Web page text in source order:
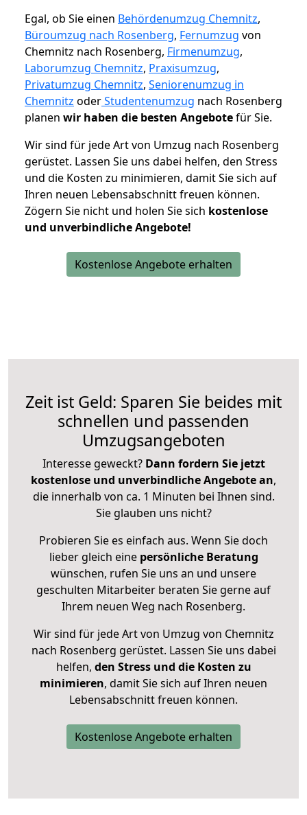
Egal, ob Sie einen Behördenumzug Chemnitz,
Büroumzug nach Rosenberg, Fernumzug von
Chemnitz nach Rosenberg, Firmenumzug,
Laborumzug Chemnitz, Praxisumzug,
Privatumzug Chemnitz, Seniorenumzug in
Chemnitz oderStudentenumzug nach Rosenberg
planen wir haben die besten Angebotefür Sie.
Wir sind für jede Art von Umzug nach Rosenberg
gerüstet. Lassen Sie uns dabei helfen, den Stress
und die Kosten zu minimieren, damit Sie sich auf
Ihren neuen Lebensabschnitt freuen können.
Zögern Sie nicht und holen Sie sich kostenlose
und unverbindliche Angebote!
Kostenlose Angebote erhalten
Zeit ist Geld: Sparen Sie beides mit
schnellen und passenden
Umzugsangeboten
Interesse geweckt? Dann fordern Sie jetzt
kostenlose und unverbindliche Angebote an,
die innerhalb von ca. 1 Minuten bei Ihnen sind.
Sie glauben uns nicht?
Probieren Sie es einfach aus. Wenn Sie doch
lieber gleich eine persönliche Beratung
wünschen, rufen Sie uns an und unsere
geschulten Mitarbeiter beraten Sie gerne auf
Ihrem neuen Weg nach Rosenberg.
Wir sind für jede Art von Umzug von Chemnitz
nach Rosenberg gerüstet. Lassen Sie uns dabei
helfen, den Stress und die Kosten zu
minimieren, damit Sie sich auf Ihren neuen
Lebensabschnitt freuen können.
Kostenlose Angebote erhalten